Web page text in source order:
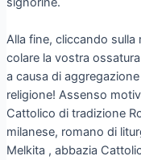
Alla fine, cliccando sulla
colare la vostra
a causa di
religione! Assenso
Cattolico di tradizione
milanese, romano di
Melkita , abbazia